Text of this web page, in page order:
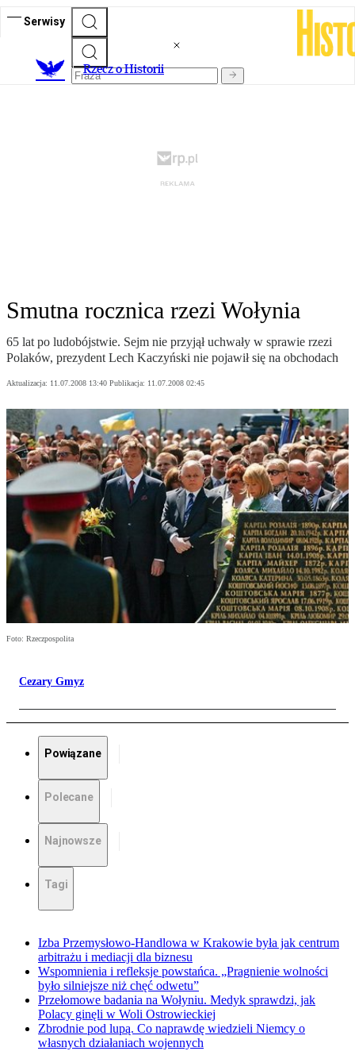
Serwisy
Rzecz o Historii
Smutna rocznica rzezi Wołynia
65 lat po ludobójstwie. Sejm nie przyjął uchwały w sprawie rzezi
Polaków, prezydent Lech Kaczyński nie pojawił się na obchodach
Aktualizacja: 11.07.2008 13:40 Publikacja: 11.07.2008 02:45
Foto: Rzeczpospolita
Cezary Gmyz
Powiązane
Polecane
Najnowsze
Tagi
Izba Przemysłowo-Handlowa w Krakowie była jak centrum
arbitrażu i mediacji dla biznesu
Wspomnienia i refleksje powstańca. „Pragnienie wolności
było silniejsze niż chęć odwetu”
Przełomowe badania na Wołyniu. Medyk sprawdzi, jak
Polacy ginęli w Woli Ostrowieckiej
Zbrodnie pod lupą. Co naprawdę wiedzieli Niemcy o
własnych działaniach wojennych